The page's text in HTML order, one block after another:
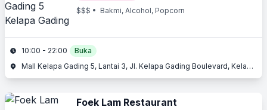
$$$ • Bakmi, Alcohol, Popcorn
10:00 - 22:00
Buka
Mall Kelapa Gading 5, Lantai 3, Jl. Kelapa Gading Boulevard, Kelapa Gading, Jakarta Utara, Jakarta
Foek Lam Restaurant